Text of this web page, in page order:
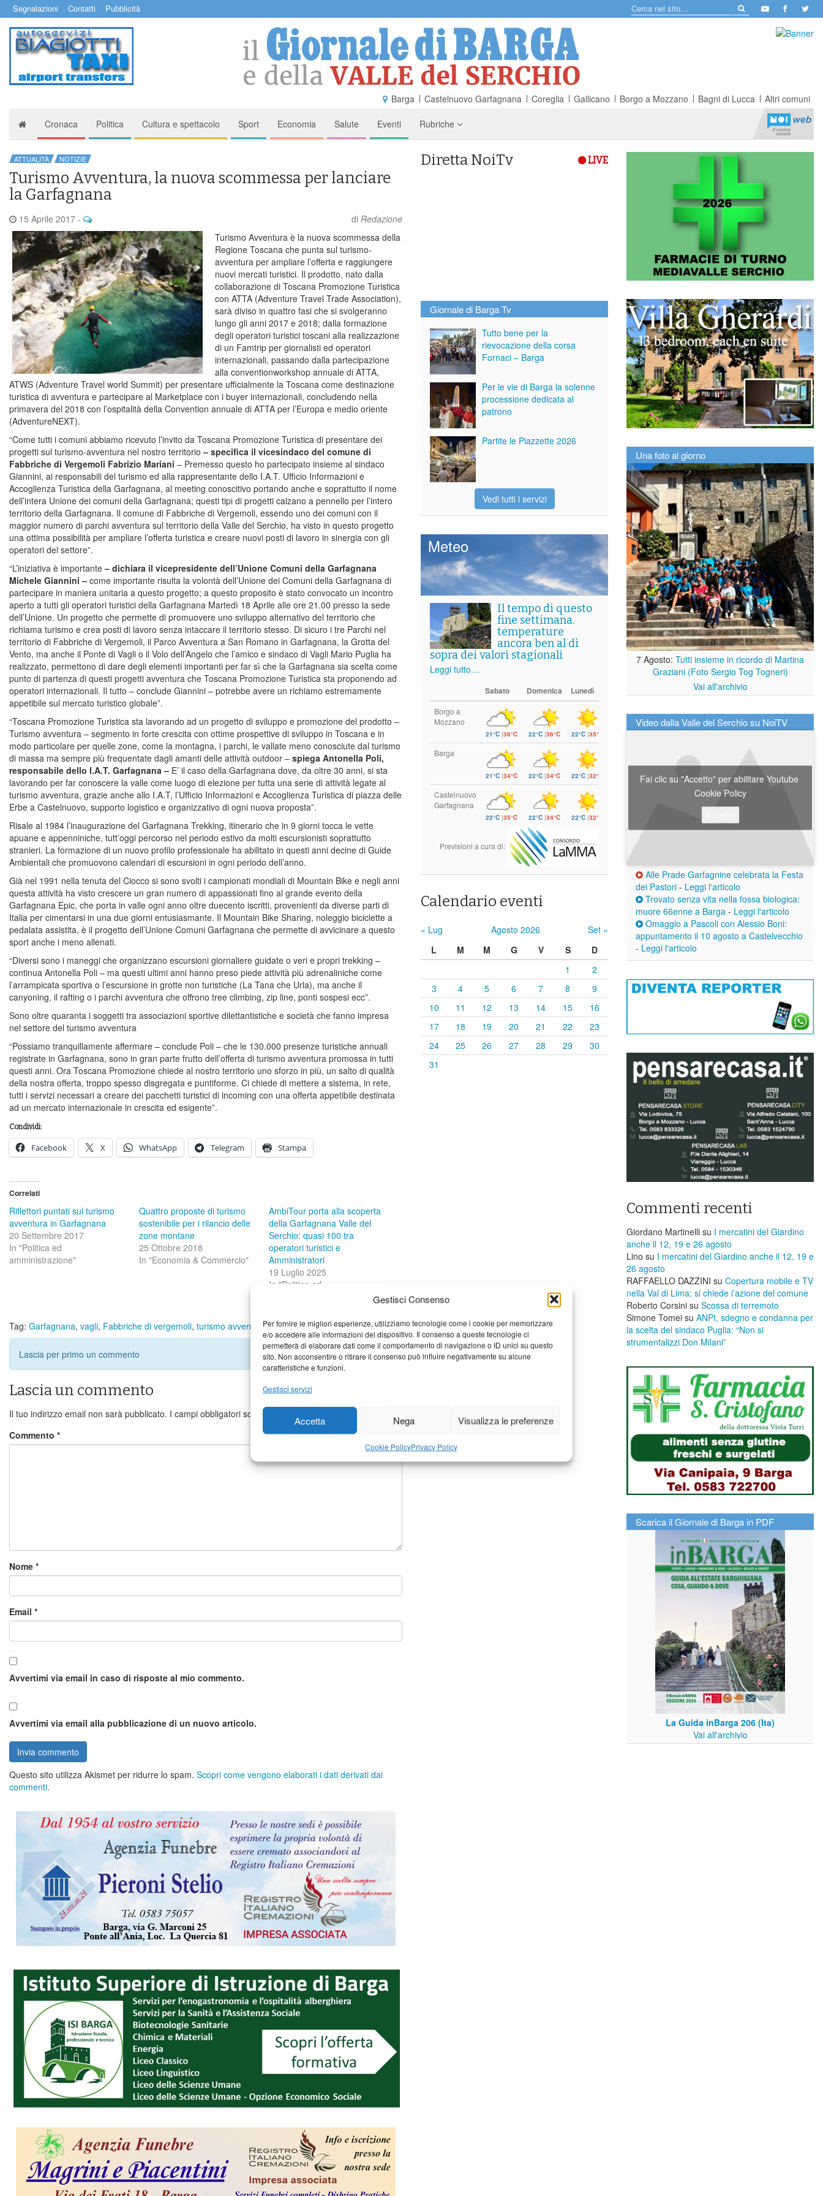
Gestisci Consenso
Per fornire le migliori esperienze, utilizziamo tecnologie come i cookie per memorizzare
e/o accedere alle informazioni del dispositivo. Il consenso a queste tecnologie ci
permetterà di elaborare dati come il comportamento di navigazione o ID unici su questo
sito. Non acconsentire o ritirare il consenso può influire negativamente su alcune
caratteristiche e funzioni.
Gestisci servizi
Accetta Nega Visualizza le preferenze
Cookie PolicyPrivacy Policy
Segnalazioni Contatti Pubblicità
Barga Castelnuovo Garfagnana Coreglia Gallicano Borgo a Mozzano Bagni di Lucca Altri comuni
Cronaca Politica Cultura e spettacolo Sport Economia Salute Eventi Rubriche
ATTUALITÀ NOTIZIE
Turismo Avventura, la nuova scommessa per lanciare
la Garfagnana
15 Aprile 2017 - di Redazione
Turismo Avventura è la nuova scommessa della
Regione Toscana che punta sul turismo-
avventura per ampliare l’offerta e raggiungere
nuovi mercati turistici. Il prodotto, nato dalla
collaborazione di Toscana Promozione Turistica
con ATTA (Adventure Travel Trade Association),
sarà diviso in quattro fasi che si svolgeranno
lungo gli anni 2017 e 2018; dalla formazione
degli operatori turistici toscani alla realizzazione
di un Famtrip per giornalisti ed operatori
internazionali, passando dalla partecipazione
alla conventionworkshop annuale di ATTA,
ATWS (Adventure Travel world Summit) per presentare ufficialmente la Toscana come destinazione
turistica di avventura e partecipare al Marketplace con i buyer internazionali, concludendo nella
primavera del 2018 con l’ospitalità della Convention annuale di ATTA per l’Europa e medio oriente
(AdventureNEXT).
“Come tutti i comuni abbiamo ricevuto l’invito da Toscana Promozione Turistica di presentare dei
progetti sul turismo-avventura nel nostro territorio– specifica il vicesindaco del comune di
Fabbriche di Vergemoli Fabrizio Mariani – Premesso questo ho partecipato insieme al sindaco
Giannini, ai responsabili del turismo ed alla rappresentante dello I.A.T. Ufficio Informazioni e
Accoglienza Turistica della Garfagnana, al meeting conoscitivo portando anche e soprattutto il nome
dell’intera Unione dei comuni della Garfagnana; questi tipi di progetti calzano a pennello per l’intero
territorio della Garfagnana. Il comune di Fabbriche di Vergemoli, essendo uno dei comuni con il
maggior numero di parchi avventura sul territorio della Valle del Serchio, ha visto in questo progetto
una ottima possibilità per ampliare l’offerta turistica e creare nuovi posti di lavoro in sinergia con gli
operatori del settore”.
“L’iniziativa è importante– dichiara il vicepresidente dell’Unione Comuni della Garfagnana
Michele Giannini – come importante risulta la volontà dell’Unione dei Comuni della Garfagnana di
partecipare in maniera unitaria a questo progetto; a questo proposito è stato convocato un incontro
aperto a tutti gli operatori turistici della Garfagnana Martedì 18 Aprile alle ore 21.00 presso la sede
dell’Unione. Un progetto che permette di promuovere uno sviluppo alternativo del territorio che
richiama turismo e crea posti di lavoro senza intaccare il territorio stesso. Di sicuro i tre Parchi nel
territorio di Fabbriche di Vergemoli, il Parco Avventura a San Romano in Garfagnana, la Grotta del
Vento, ma anche il Ponte di Vagli o il Volo dell’Angelo che l’amico e sindaco di Vagli Mario Puglia ha
realizzato, permettono di dare degli elementi importanti per far sì che la Garfagnana sia scelta come
punto di partenza di questi progetti avventura che Toscana Promozione Turistica sta proponendo ad
operatori internazionali. Il tutto – conclude Giannini – potrebbe avere un richiamo estremamente
appetibile sul mercato turistico globale”.
“Toscana Promozione Turistica sta lavorando ad un progetto di sviluppo e promozione del prodotto –
Turismo avventura – segmento in forte crescita con ottime prospettive di sviluppo in Toscana e in
modo particolare per quelle zone, come la montagna, i parchi, le vallate meno conosciute dal turismo
di massa ma sempre più frequentate dagli amanti delle attività outdoor – spiega Antonella Poli,
responsabile dello I.A.T. Garfagnana – E’ il caso della Garfagnana dove, da oltre 30 anni, si sta
lavorando per far conoscere la valle come luogo di elezione per tutta una serie di attività legate al
turismo avventura, grazie anche allo I.A.T, l’Ufficio Informazioni e Accoglienza Turistica di piazza delle
Erbe a Castelnuovo, supporto logistico e organizzativo di ogni nuova proposta”.
Risale al 1984 l’inaugurazione del Garfagnana Trekking, itinerario che in 9 giorni tocca le vette
apuane e appenniniche, tutt’oggi percorso nel periodo estivo da molti escursionisti soprattutto
stranieri. La formazione di un nuovo profilo professionale ha abilitato in questi anni decine di Guide
Ambientali che promuovono calendari di escursioni in ogni periodo dell’anno.
Già nel 1991 nella tenuta del Ciocco si sono svolti i campionati mondiali di Mountain Bike e negli anni
questa attività ha visto crescere un gran numero di appassionati fino al grande evento della
Garfagnana Epic, che porta in valle ogni anno oltre duecento iscritti, provenienti da diverse parti di
Italia per cimentarsi in una due giorni entusiasmante. Il Mountain Bike Sharing, noleggio biciclette a
pedalata assistita, è il progetto dell’Unione Comuni Garfagnana che permette di avvicinare a questo
sport anche i meno allenati.
“Diversi sono i maneggi che organizzano escursioni giornaliere guidate o veri e propri trekking –
continua Antonella Poli – ma questi ultimi anni hanno preso piede attività più adrenaliniche come
l’arrampicata sportiva o l’escursione in grotte non turistiche (La Tana che Urla), ma anche il
canyoning, il rafting o i parchi avventura che offrono tree climbing, zip line, ponti sospesi ecc”.
Sono oltre quaranta i soggetti tra associazioni sportive dilettantistiche e società che fanno impresa
nel settore del turismo avventura
“Possiamo tranquillamente affermare – conclude Poli – che le 130.000 presenze turistiche annuali
registrate in Garfagnana, sono in gran parte frutto dell’offerta di turismo avventura promossa in tutti
questi anni. Ora Toscana Promozione chiede al nostro territorio uno sforzo in più, un salto di qualità
della nostra offerta, troppo spesso disgregata e puntiforme. Ci chiede di mettere a sistema, in rete,
tutti i servizi necessari a creare dei pacchetti turistici di incoming con una offerta appetibile destinata
ad un mercato internazionale in crescita ed esigente”.
Condividi:
Facebook X WhatsApp Telegram Stampa
Correlati
Riflettori puntati sul turismo
avventura in Garfagnana
20 Settembre 2017
In "Politica ed
amministrazione"
Quattro proposte di turismo
sostenibile per i rilancio delle
zone montane
25 Ottobre 2018
In "Economia & Commercio"
AmbiTour porta alla scoperta
della Garfagnana Valle del
Serchio: quasi 100 tra
operatori turistici e
Amministratori
19 Luglio 2025
In "Politica ed
Tag: Garfagnana, vagli, Fabbriche di vergemoli, turismo avventura,parco avventura
Lascia per primo un commento
Lascia un commento
Il tuo indirizzo email non sarà pubblicato. I campi obbligatori sono contrassegnati
Commento *
Nome *
Email *
Avvertimi via email in caso di risposte al mio commento.
Avvertimi via email alla pubblicazione di un nuovo articolo.
Questo sito utilizza Akismet per ridurre lo spam. Scopri come vengono elaborati i dati derivati dai
commenti.
Diretta NoiTv LIVE
Giornale di Barga Tv
Tutto bene per la
rievocazione della corsa
Fornaci – Barga
Per le vie di Barga la solenne
processione dedicata al
patrono
Partite le Piazzette 2026
Vedi tutti i servizi
Meteo
Il tempo di questo
fine settimana.
temperature
ancora ben al di
sopra dei valori stagionali
Leggi tutto…
Sabato Domenica Lunedì
Borgo a
Mozzano
21°C |36°C 22°C |36°C 22°C |35°C
Barga
21°C |34°C 22°C |34°C 22°C |32°C
Castelnuovo
Garfagnana
22°C |35°C 22°C |34°C 22°C |32°C
Previsioni a cura di:
Calendario eventi
« Lug Agosto 2026
Set »
L
M M G V S
D
1
2
3
4 5 6 7 8
9
10
11 12 13 14 15
16
17
18 19 20 21 22
23
24
25 26 27 28 29
30
31
Una foto al giorno
7 Agosto: Tutti insieme in ricordo di Martina
Graziani (Foto Sergio Tog Togneri)
Vai all'archivio
Video dalla Valle del Serchio su NoiTV
Fai clic su "Accetto" per abilitare Youtube
Cookie Policy
Alle Prade Garfagnine celebrata la Festa
dei Pastori - Leggi l'articolo
Trovato senza vita nella fossa biologica:
muore 66enne a Barga - Leggi l'articolo
Omaggio a Pascoli con Alessio Boni:
appuntamento il 10 agosto a Castelvecchio
- Leggi l'articolo
Commenti recenti
Giordano Martinelli su I mercatini del Giardino
anche il 12, 19 e 26 agosto
Lino su I mercatini del Giardino anche il 12, 19 e
26 agosto
RAFFAELLO DAZZINI su ​Copertura mobile e TV
nella Val di Lima; si chiede l’azione del comune
Roberto Corsini su Scossa di terremoto
Simone Tomei su ANPI, sdegno e condanna per
la scelta del sindaco Puglia: “Non si
strumentalizzi Don Milani”
Scarica il Giornale di Barga in PDF
La Guida inBarga 206 (Ita)
Vai all'archivio